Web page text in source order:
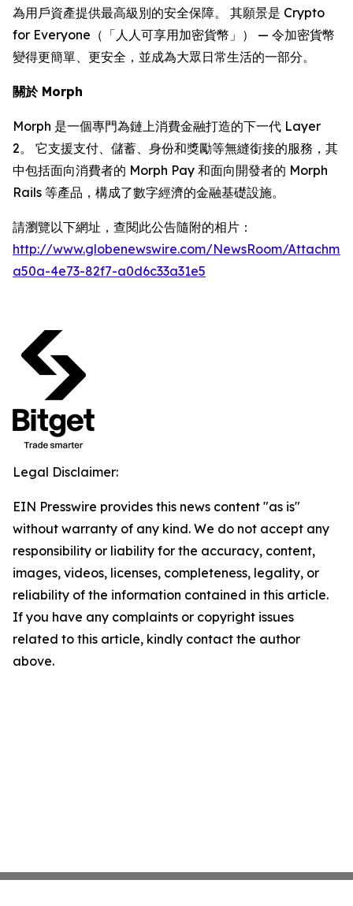
為用戶資產提供最高級別的安全保障。 其願景是 Crypto
for Everyone（「人人可享用加密貨幣」） — 令加密貨幣
變得更簡單、更安全，並成為大眾日常生活的一部分。
關於 Morph
Morph 是一個專門為鏈上消費金融打造的下一代 Layer
2。 它支援支付、儲蓄、身份和獎勵等無縫銜接的服務，其
中包括面向消費者的 Morph Pay 和面向開發者的 Morph
Rails 等產品，構成了數字經濟的金融基礎設施。
請瀏覽以下網址，查閱此公告隨附的相片：
http://www.globenewswire.com/NewsRoom/
a50a-4e73-82f7-a0d6c33a31e5
Legal Disclaimer:
EIN Presswire provides this news content "as is"
without warranty of any kind. We do not accept any
responsibility or liability for the accuracy, content,
images, videos, licenses, completeness, legality, or
reliability of the information contained in this article.
If you have any complaints or copyright issues
related to this article, kindly contact the author
above.